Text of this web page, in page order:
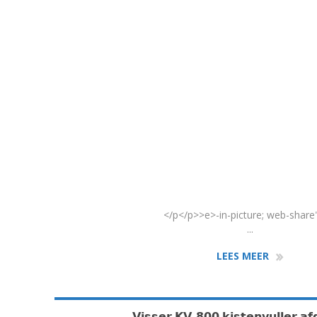
</p</p>>e>-in-picture; web-
...
LEES MEER